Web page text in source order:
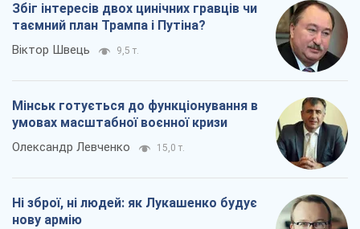
Збіг інтересів двох цинічних гравців чи
таємний план Трампа і Путіна?
Віктор Швець 9,5 т.
Мінськ готується до функціонування в
умовах масштабної воєнної кризи
Олександр Левченко 15,0 т.
Ні зброї, ні людей: як Лукашенко будує
нову армію